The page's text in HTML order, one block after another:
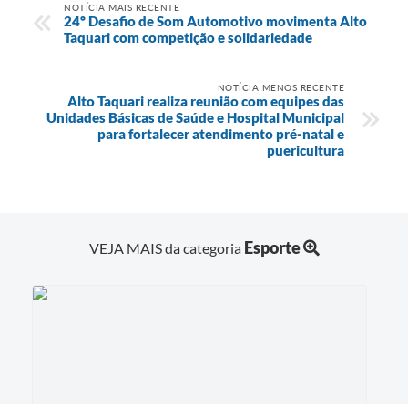
NOTÍCIA MAIS RECENTE
24º Desafio de Som Automotivo movimenta Alto
Taquari com competição e solidariedade
NOTÍCIA MENOS RECENTE
Alto Taquari realiza reunião com equipes das
Unidades Básicas de Saúde e Hospital Municipal
para fortalecer atendimento pré-natal e
puericultura
VEJA MAIS da categoria Esporte